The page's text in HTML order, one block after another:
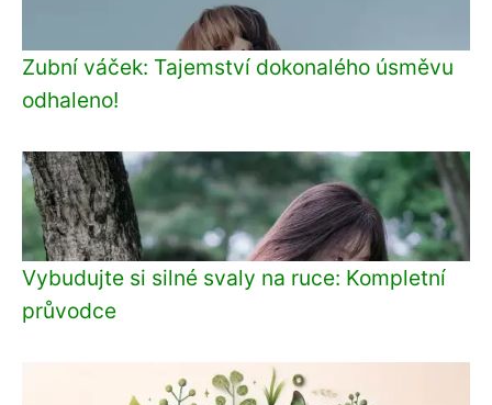
Zubní váček: Tajemství dokonalého úsměvu
odhaleno!
Vybudujte si silné svaly na ruce: Kompletní
průvodce